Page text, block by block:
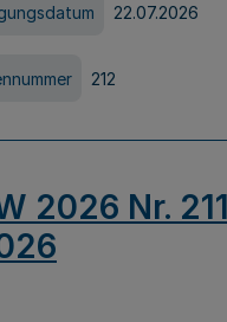
22.07.2026
212
2026 Nr.